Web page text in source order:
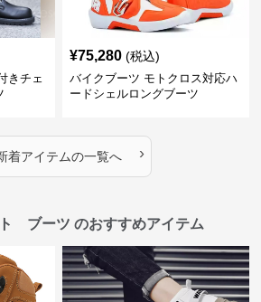
きチェ
¥75,280 (税込)
バイクブーツ モトクロス対応ハ
ードシェルロングブーツ
着アイテムの一覧へ ›
ブーツ のおすすめアイテム